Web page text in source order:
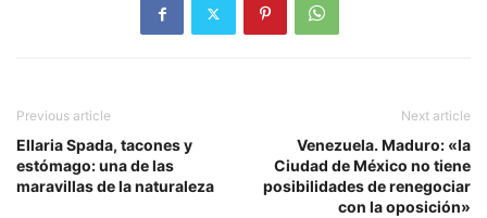
Previous article
Ellaria Spada, tacones y
estómago: una de las
maravillas de la naturaleza
Next article
Venezuela. Maduro: «la
Ciudad de México no tiene
posibilidades de renegociar
con la oposición»